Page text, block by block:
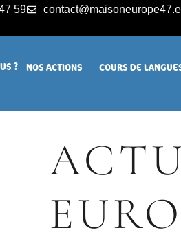
59
? NOS ACTIONS COURS DE